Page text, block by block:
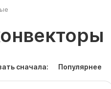
сначала: Популярнее